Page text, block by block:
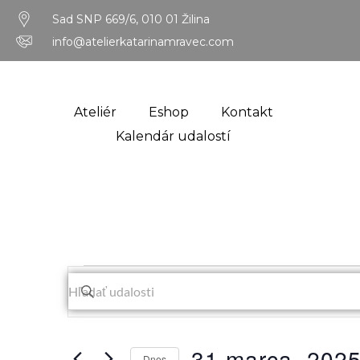
Sad SNP 669/6, 010 01 Žilina
info@atelierkatarinamravec.com
Ateliér Eshop
Kontakt
Kalendár udalostí
Udalosti
Navigácia
Zadajte
slovo.
Udalosti